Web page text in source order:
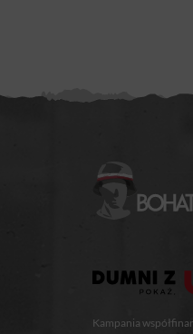
Kampania